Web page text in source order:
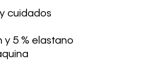
cuidados
y 5 % elastano